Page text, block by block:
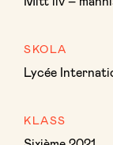
SKOLA
Lycée
KLASS